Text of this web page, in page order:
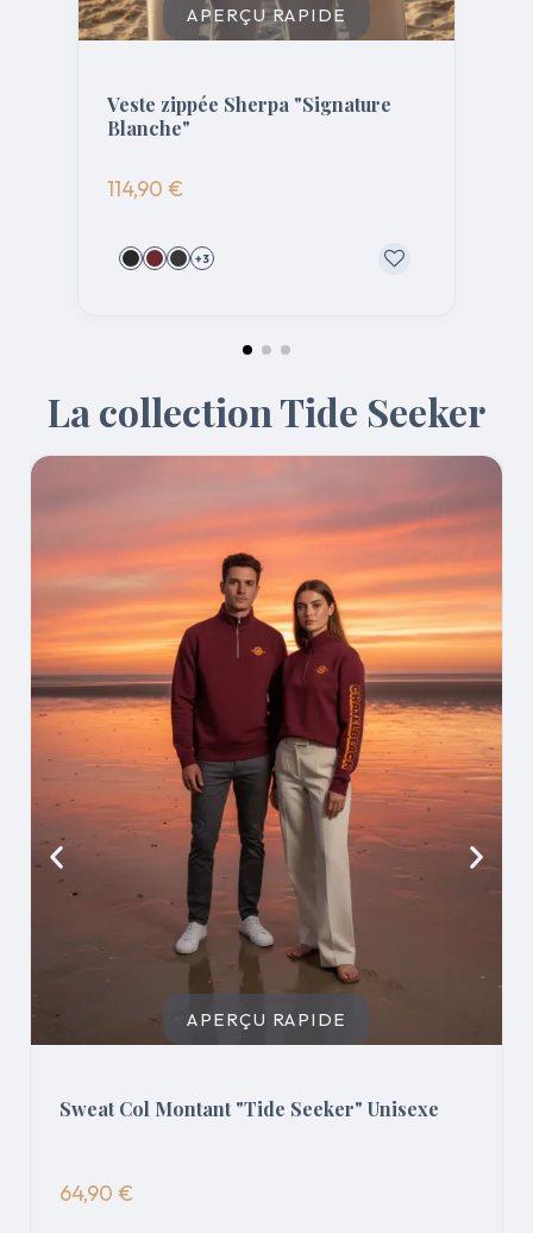
APERÇU RAPIDE
Veste zippée Sherpa "Signature
Blanche"
114,90 €
+3
La collection Tide Seeker
APERÇU RAPIDE
Sweat Col Montant "Tide Seeker" Unisexe
64,90 €